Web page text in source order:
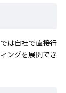
は自社で直接行
ングを展開でき